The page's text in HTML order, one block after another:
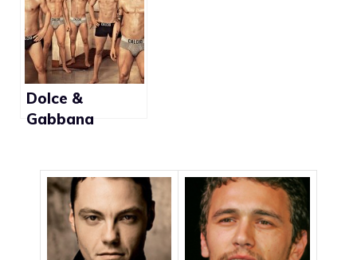
al David
Letterman
Show
Dolce &
Gabbana
testimonial i
calciatori della
Nazionale